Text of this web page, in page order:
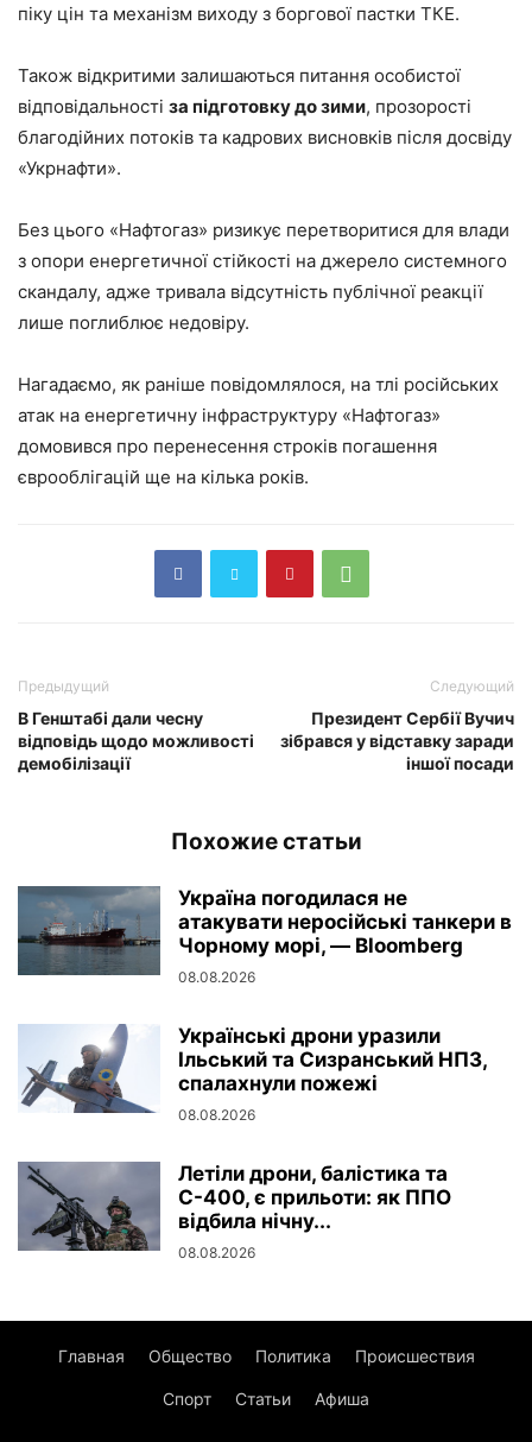
піку цін та механізм виходу з боргової пастки ТКЕ.
Також відкритими залишаються питання особистої
відповідальності за підготовку до зими, прозорості
благодійних потоків та кадрових висновків після досвіду
«Укрнафти».
Без цього «Нафтогаз» ризикує перетворитися для влади
з опори енергетичної стійкості на джерело системного
скандалу, адже тривала відсутність публічної реакції
лише поглиблює недовіру.
Нагадаємо, як раніше повідомлялося, на тлі російських
атак на енергетичну інфраструктуру «Нафтогаз»
домовився про перенесення строків погашення
єврооблігацій ще на кілька років.
Предыдущий
В Генштабі дали чесну
відповідь щодо можливості
демобілізації
Следующий
Президент Сербії Вучич
зібрався у відставку заради
іншої посади
Похожие статьи
Україна погодилася не
атакувати неросійські танкери в
Чорному морі, — Bloomberg
08.08.2026
Українські дрони уразили
Ільський та Сизранський НПЗ,
спалахнули пожежі
08.08.2026
Летіли дрони, балістика та
С-400, є прильоти: як ППО
відбила нічну...
08.08.2026
Главная Общество Политика Происшествия
Спорт Статьи Афиша